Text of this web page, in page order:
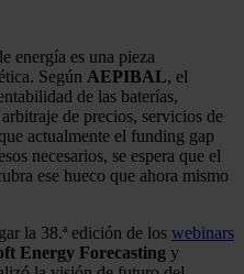
energía es una pieza
Según AEPIBAL, el
de las baterías,
de precios, servicios de
actualmente el funding gap
necesarios, se espera que el
ese hueco que ahora mismo
la 38.ª edición de los webinars
Energy Forecasting y